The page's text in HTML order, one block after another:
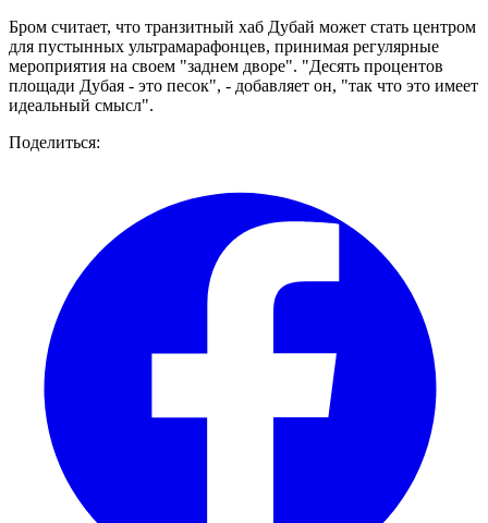
Бром считает, что транзитный хаб Дубай может стать центром
для пустынных ультрамарафонцев, принимая регулярные
мероприятия на своем "заднем дворе". "Десять процентов
площади Дубая - это песок", - добавляет он, "так что это имеет
идеальный смысл".
Поделиться: